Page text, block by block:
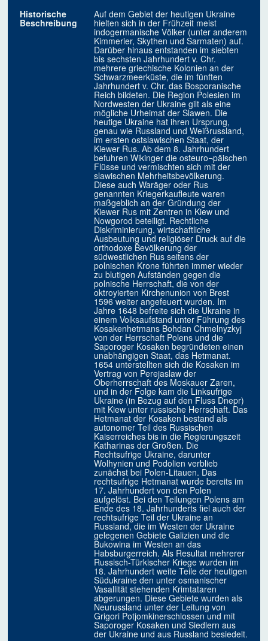
Historische
Beschreibung
Auf dem Gebiet der heutigen Ukraine
hielten sich in der Frühzeit meist
indogermanische Völker (unter anderem
Kimmerier, Skythen und Sarmaten) auf.
Darüber hinaus entstanden im siebten
bis sechsten Jahrhundert v. Chr.
mehrere griechische Kolonien an der
Schwarzmeerküste, die im fünften
Jahrhundert v. Chr. das Bosporanische
Reich bildeten. Die Region Polesien im
Nordwesten der Ukraine gilt als eine
mögliche Urheimat der Slawen. Die
heutige Ukraine hat ihren Ursprung,
genau wie Russland und Weißrussland,
im ersten ostslawischen Staat, der
Kiewer Rus. Ab dem 8. Jahrhundert
befuhren Wikinger die osteuro¬päischen
Flüsse und vermischten sich mit der
slawischen Mehrheitsbevölkerung.
Diese auch Waräger oder Rus
genannten Kriegerkaufleute waren
maßgeblich an der Gründung der
Kiewer Rus mit Zentren in Kiew und
Nowgorod beteiligt. Rechtliche
Diskriminierung, wirtschaftliche
Ausbeutung und religiöser Druck auf die
orthodoxe Bevölkerung der
südwestlichen Rus seitens der
polnischen Krone führten immer wieder
zu blutigen Aufständen gegen die
polnische Herrschaft, die von der
oktroyierten Kirchenunion von Brest
1596 weiter angefeuert wurden. Im
Jahre 1648 befreite sich die Ukraine in
einem Volksaufstand unter Führung des
Kosakenhetmans Bohdan Chmelnyzkyj
von der Herrschaft Polens und die
Saporoger Kosaken begründeten einen
unabhängigen Staat, das Hetmanat.
1654 unterstellten sich die Kosaken im
Vertrag von Perejaslaw der
Oberherrschaft des Moskauer Zaren,
und in der Folge kam die Linksufrige
Ukraine (in Bezug auf den Fluss Dnepr)
mit Kiew unter russische Herrschaft. Das
Hetmanat der Kosaken bestand als
autonomer Teil des Russischen
Kaiserreiches bis in die Regierungszeit
Katharinas der Großen. Die
Rechtsufrige Ukraine, darunter
Wolhynien und Podolien verblieb
zunächst bei Polen-Litauen. Das
rechtsufrige Hetmanat wurde bereits im
17. Jahrhundert von den Polen
aufgelöst. Bei den Teilungen Polens am
Ende des 18. Jahrhunderts fiel auch der
rechtsufrige Teil der Ukraine an
Russland, die im Westen der Ukraine
gelegenen Gebiete Galizien und die
Bukowina im Westen an das
Habsburgerreich. Als Resultat mehrerer
Russisch-Türkischer Kriege wurden im
18. Jahrhundert weite Teile der heutigen
Südukraine den unter osmanischer
Vasallität stehenden Krimtataren
abgerungen. Diese Gebiete wurden als
Neurussland unter der Leitung von
Grigori Potjomkinerschlossen und mit
Saporoger Kosaken und Siedlern aus
der Ukraine und aus Russland besiedelt.